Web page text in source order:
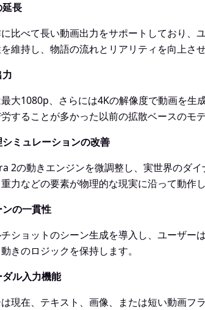
延長
比べて長い動画出力をサポートしており、
維持し、物語の流れとリアリティを向上さ
大1080p、さらには4Kの解像度で動画を
することが多かった以前の拡散ベースのモ
ミュレーションの改善
2の動きエンジンを微調整し、実世界のダ
力などの要素が物理的な現実に沿って動作し
の一貫性
ショットのシーン生成を導入し、ユーザー
きのロジックを保持します。
ル入力機能
現在、テキスト、画像、または短い動画